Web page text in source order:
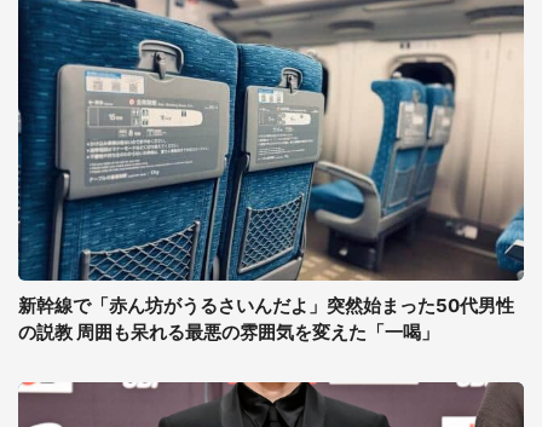
新幹線で「赤ん坊がうるさいんだよ」突然始まった50代男性
の説教 周囲も呆れる最悪の雰囲気を変えた「一喝」